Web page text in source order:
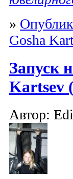
»
Gosha
Запуск
Kartsev
Автор: